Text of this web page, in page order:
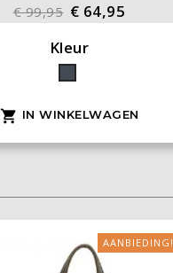
€ 99,95 € 64,95
Kleur
Zwart
 IN WINKELWAGEN
AANBIEDING!